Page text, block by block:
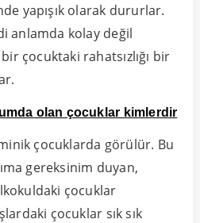
yapışık olarak dururlar.
anlamda kolay değil
çocuktaki rahatsızlığı bir
olan çocuklar kimlerdir
çocuklarda görülür. Bu
gereksinim duyan,
çocuklar
çocuklar sık sık